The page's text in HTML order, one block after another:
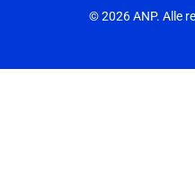
© 2026 ANP. Alle